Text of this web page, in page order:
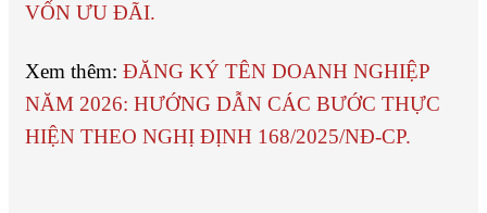
VỐN ƯU ĐÃI.
Xem thêm: ĐĂNG KÝ TÊN DOANH NGHIỆP
NĂM 2026: HƯỚNG DẪN CÁC BƯỚC THỰC
HIỆN THEO NGHỊ ĐỊNH 168/2025/NĐ-CP.